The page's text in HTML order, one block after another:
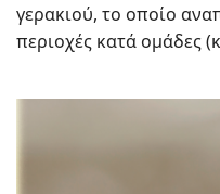
γερακιού, το οποίο
περιοχές κατά ομάδες